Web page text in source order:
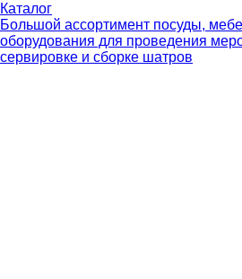
Каталог
Большой ассортимент посуды,
оборудования для проведения
сервировке и сборке шатров